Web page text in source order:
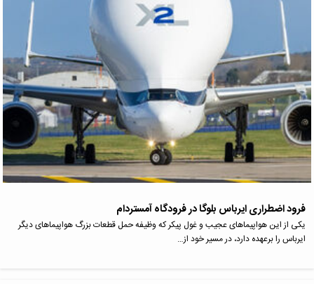
فرود اضطراری ایرباس بلوگا در فرودگاه آمستردام
یکی از این هواپیماهای عجیب و غول پیکر که وظیفه حمل قطعات بزرگ هواپیماهای دیگر
ایرباس را برعهده دارد، در مسیر خود از…